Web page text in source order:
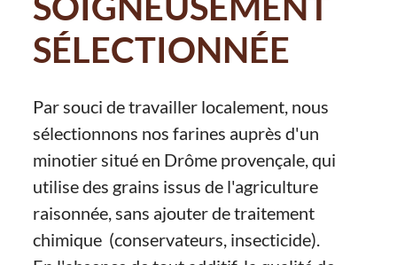
SÉLECTIONNÉE
Par souci de travailler localement, nous
sélectionnons nos farines auprès d'un
minotier situé en Drôme provençale, qui
utilise des grains issus de l'agriculture
raisonnée, sans ajouter de traitement
chimique (conservateurs, insecticide).